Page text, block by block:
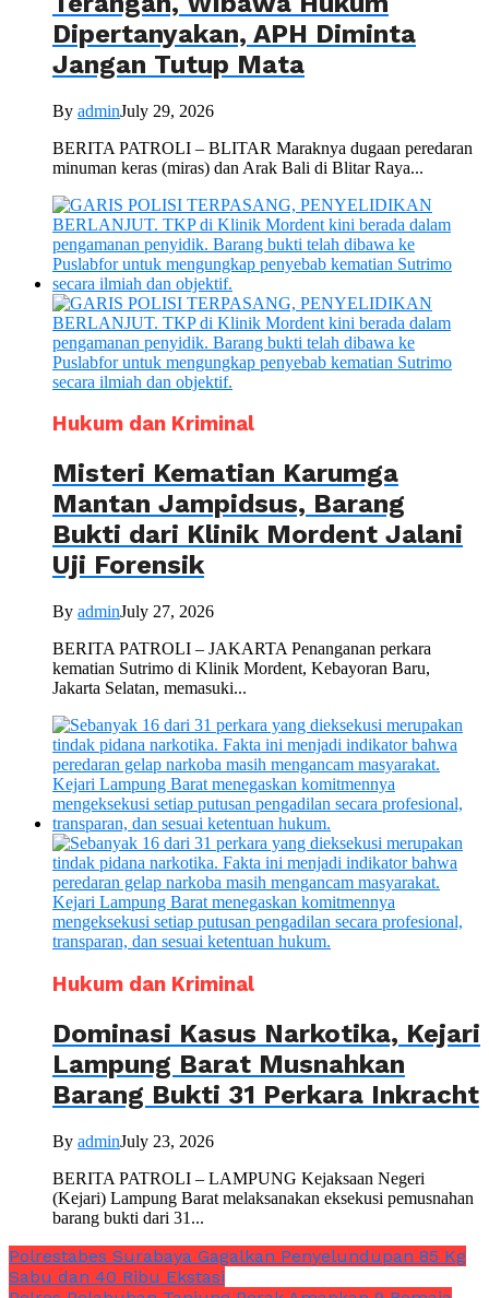
Dipertanyakan, APH Diminta
Jangan Tutup Mata
By adminJuly 29, 2026
BERITA PATROLI – BLITAR Maraknya dugaan peredaran
minuman keras (miras) dan Arak Bali di Blitar Raya...
Hukum dan Kriminal
Misteri Kematian Karumga
Mantan Jampidsus, Barang
Bukti dari Klinik Mordent Jalani
Uji Forensik
By adminJuly 27, 2026
BERITA PATROLI – JAKARTA Penanganan perkara
kematian Sutrimo di Klinik Mordent, Kebayoran Baru,
Jakarta Selatan, memasuki...
Hukum dan Kriminal
Dominasi Kasus Narkotika, Kejari
Lampung Barat Musnahkan
Barang Bukti 31 Perkara Inkracht
By adminJuly 23, 2026
BERITA PATROLI – LAMPUNG Kejaksaan Negeri
(Kejari) Lampung Barat melaksanakan eksekusi pemusnahan
barang bukti dari 31...
Polrestabes Surabaya Gagalkan Penyelundupan 85 Kg
Sabu dan 40 Ribu Ekstasi